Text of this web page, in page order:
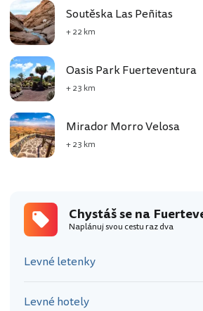
Soutěska Las Peñitas
+ 22 km
Oasis Park Fuerteventura
+ 23 km
Mirador Morro Velosa
+ 23 km
Chystáš se na
Naplánuj svou cestu raz dva
Levné letenky
Levné hotely